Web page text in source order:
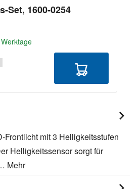
Set, 1600-0254
Frontlicht mit 3 Helligkeitsstufen
Helligkeitssensor sorgt für
Mehr